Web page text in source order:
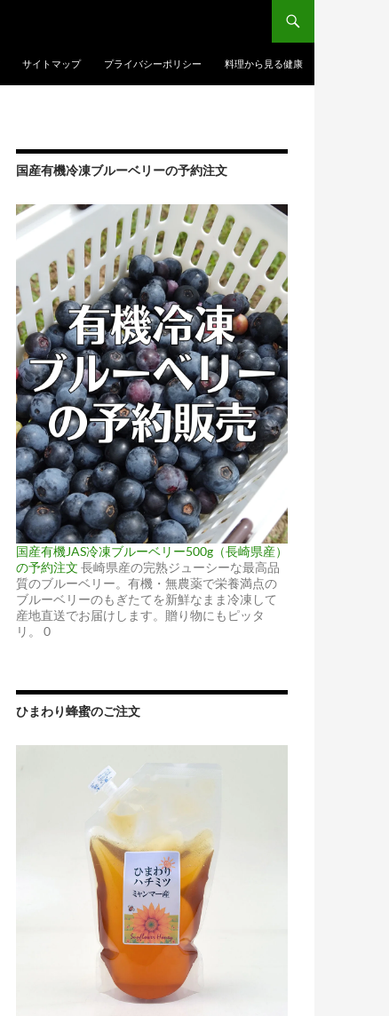
サイトマップ プライバシーポリシー 料理から見る健康
国産有機冷凍ブルーベリーの予約注文
国産有機JAS冷凍ブルーベリー500g（長崎県産）
の予約注文 長崎県産の完熟ジューシーな最高品
質のブルーベリー。有機・無農薬で栄養満点の
ブルーベリーのもぎたてを新鮮なまま冷凍して
産地直送でお届けします。贈り物にもピッタ
リ。 0
ひまわり蜂蜜のご注文